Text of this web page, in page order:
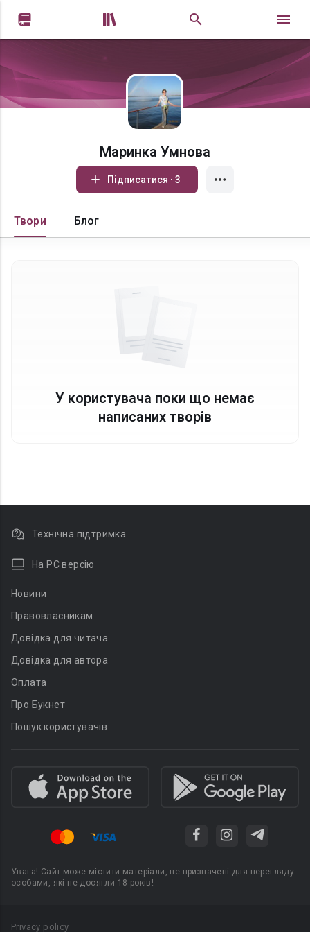
 
Маринка Умнова
Підписатися · 3
Твори Блог
У користувача поки що немає
написаних творів
Технічна підтримка
На PC версію
Новини
Правовласникам
Довідка для читача
Довідка для автора
Оплата
Про Букнет
Пошук користувачів
Увага! Сайт може містити матеріали, не призначені для перегляду
особами, які не досягли 18 років!
Privacy policy